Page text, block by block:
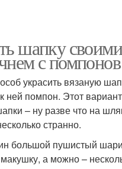
шапку своими
с помпонов
украсить вязаную
ней помпон. Этот
– ну разве что на
странно.
большой пушистый
а можно –